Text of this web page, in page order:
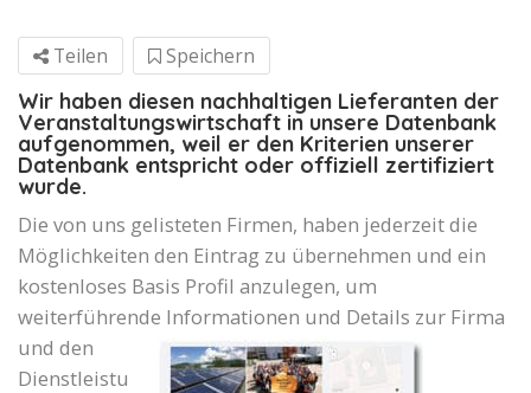
Teilen Speichern
Wir haben diesen nachhaltigen Lieferanten der
Veranstaltungswirtschaft in unsere Datenbank
aufgenommen, weil er den Kriterien unserer
Datenbank entspricht oder offiziell zertifiziert
wurde.
Die von uns gelisteten Firmen, haben jederzeit die
Möglichkeiten den Eintrag zu übernehmen und ein
kostenloses Basis Profil anzulegen, um
weiterführende Informationen und Details zur Firma
und den
Dienstleistu